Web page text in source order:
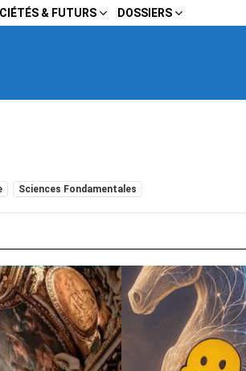
& FUTURS DOSSIERS
Sciences Fondamentales